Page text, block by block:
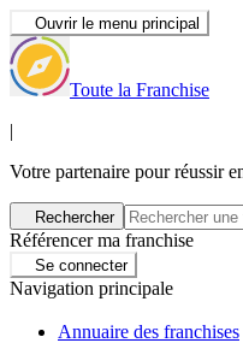
Ouvrir le menu principal
Toute la Franchise
|
Votre partenaire pour réussir
Rechercher
Référencer ma franchise
Se connecter
Navigation principale
Annuaire des franchises